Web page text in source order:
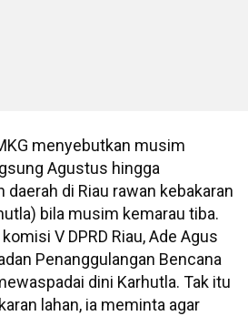
menyebutkan musim
Agustus hingga
di Riau rawan kebakaran
bila musim kemarau tiba.
V DPRD Riau, Ade Agus
Penanggulangan Bencana
dini Karhutla. Tak itu
lahan, ia meminta agar